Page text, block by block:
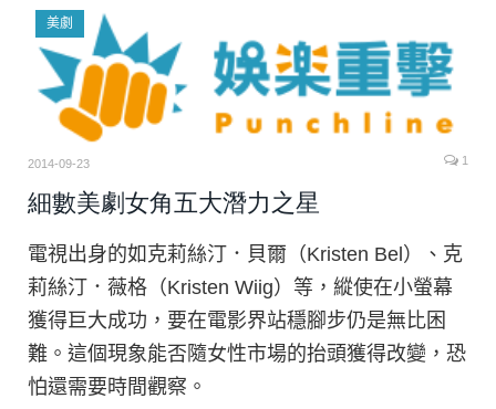
美劇
2014-09-23 1
細數美劇女角五大潛力之星
電視出身的如克莉絲汀．貝爾（Kristen Bel）、克
莉絲汀．薇格（Kristen Wiig）等，縱使在小螢幕
獲得巨大成功，要在電影界站穩腳步仍是無比困
難。這個現象能否隨女性市場的抬頭獲得改變，恐
怕還需要時間觀察。